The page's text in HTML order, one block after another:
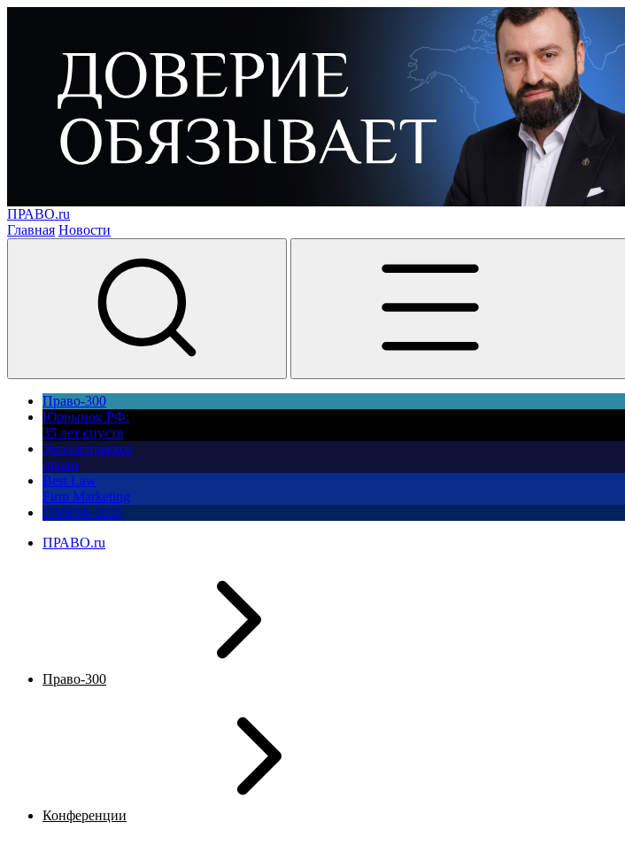
ПРАВО.ru
Главная Новости
Право-300
Юррынок РФ:
35 лет спустя
Экологическое
право
Best Law
Firm Marketing
ПМЮФ 2026
ПРАВО.ru
Право-300
Конференции